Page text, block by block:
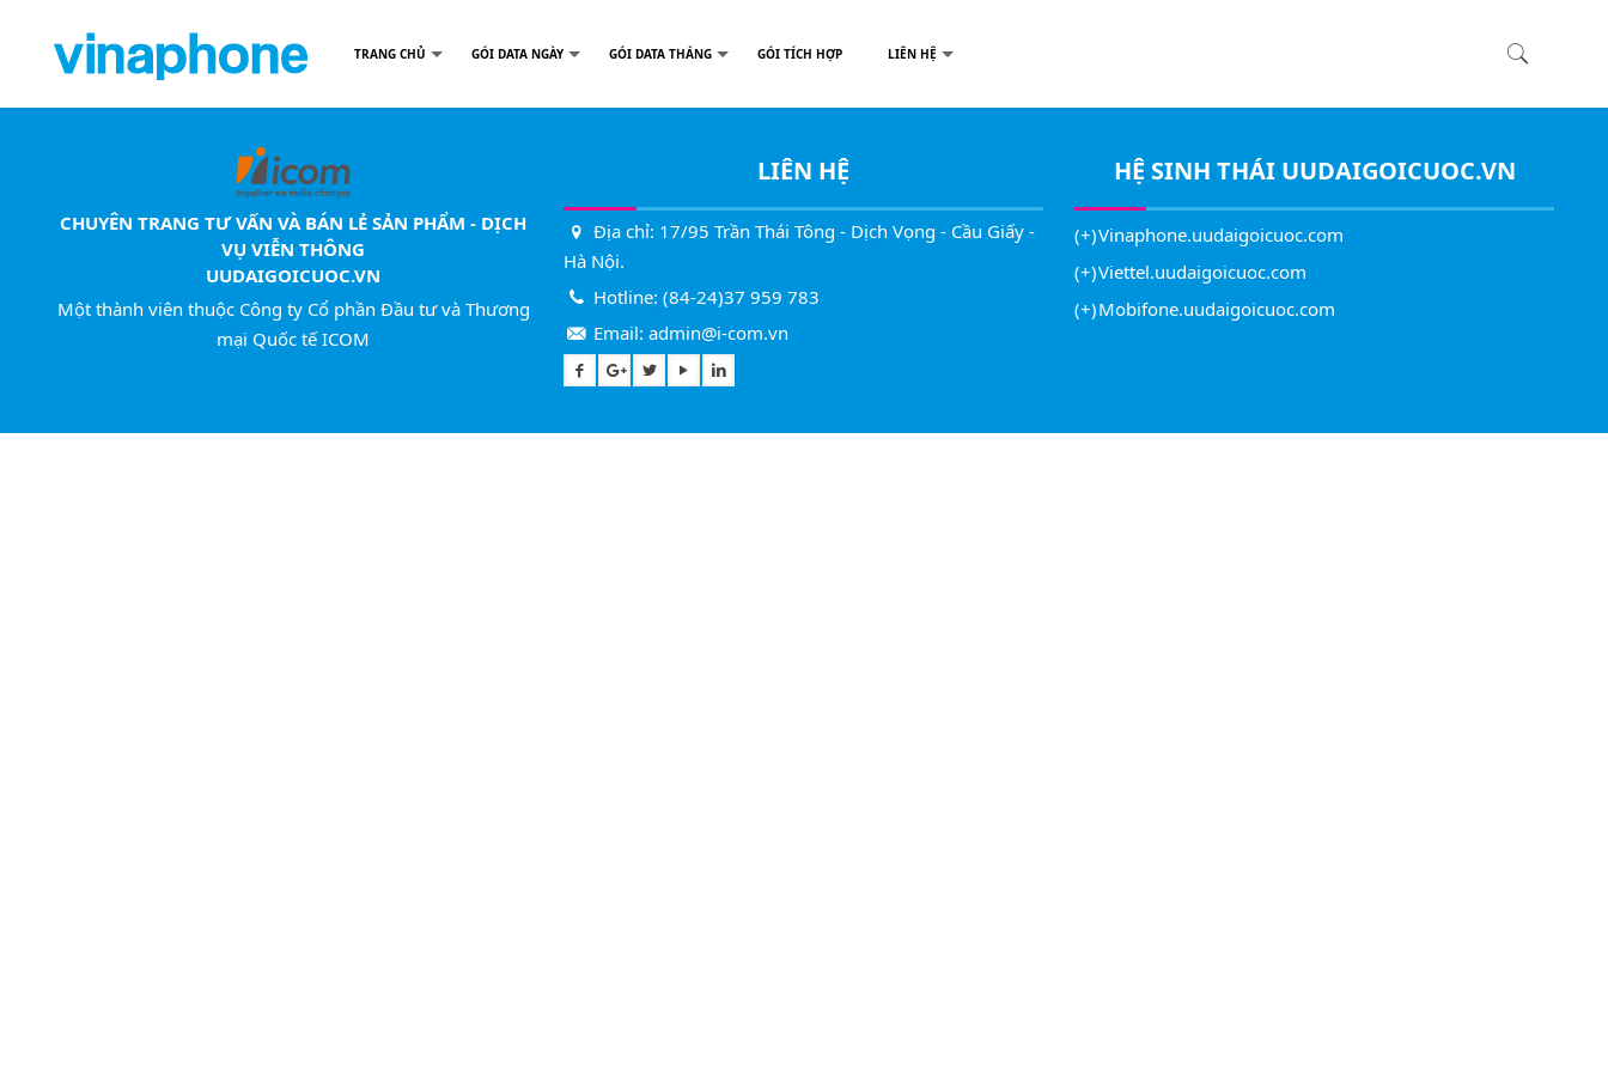
TRANG CHỦ GÓI DATA NGÀY GÓI DATA THÁNG GÓI TÍCH HỢP LIÊN HỆ
CHUYÊN TRANG TƯ VẤN VÀ BÁN LẺ SẢN PHẨM - DỊCH
VỤ VIỄN THÔNG
UUDAIGOICUOC.VN
Một thành viên thuộc Công ty Cổ phần Đầu tư và Thương
mại Quốc tế ICOM
LIÊN HỆ
Địa chỉ: 17/95 Trần Thái Tông - Dịch Vọng - Cầu Giấy -
Hà Nội.
Hotline:(84-24)37 959 783
Email:admin@i-com.vn
HỆ SINH THÁI UUDAIGOICUOC.VN
Vinaphone.uudaigoicuoc.com
Viettel.uudaigoicuoc.com
Mobifone.uudaigoicuoc.com